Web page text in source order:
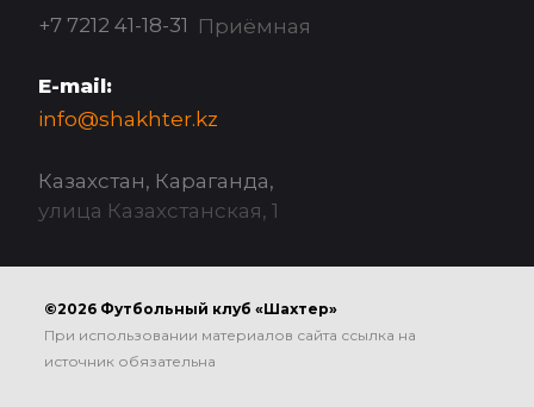
+7 7212 41-18-31 Приёмная
E-mail:
info@shakhter.kz
Казахстан, Караганда,
улица Казахстанская, 1
©2026 Футбольный клуб «Шахтер»
При использовании материалов сайта ссылка на
источник обязательна